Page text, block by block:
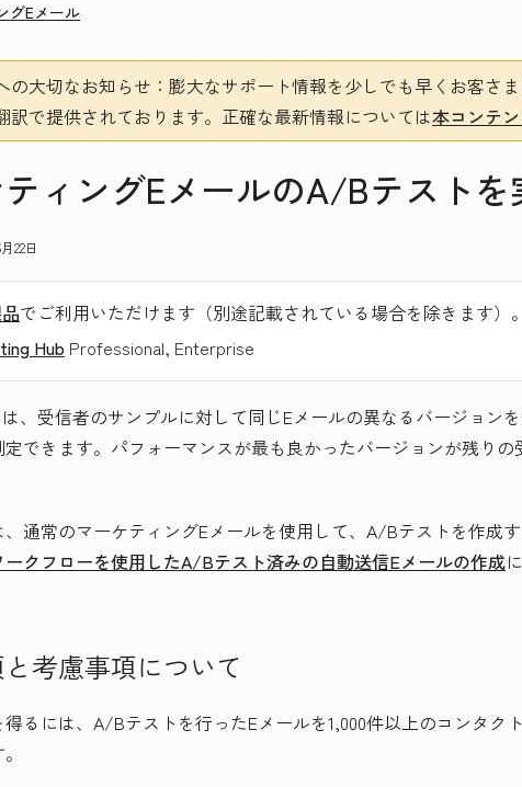
グEメール
の大切なお知らせ ：膨大なサポート情報を少しでも早くお客さ
訳で提供されております。 正確な最新情報については本コンテ
ィングEメールのA/Bテストを
22日
でご利用いただけます（別途記載されている場合を除きます）。
Hub Professional, Enterprise
、受信者のサンプルに対して同じEメールの異なるバージョン
定できます。パフォーマンスが最も良かったバージョンが残り
、通常のマーケティングEメールを使用して、A/Bテストを作成
ークフローを使用したA/Bテスト済みの自動送信Eメールの作成
考慮事項について
るには、A/Bテストを行ったEメールを1,000件以上のコンタク